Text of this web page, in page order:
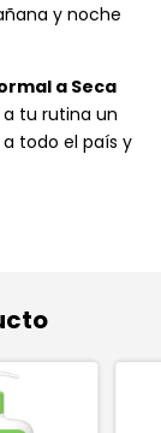
y noche
a Seca
tu rutina un
todo el país y